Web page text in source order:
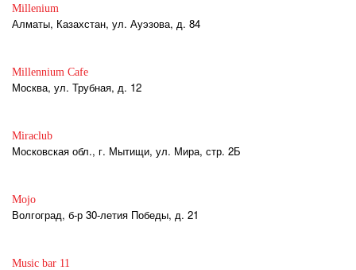
Millenium
Алматы, Казахстан, ул. Ауэзова, д. 84
Millennium Cafe
Москва, ул. Трубная, д. 12
Miraclub
Московская обл., г. Мытищи, ул. Мира, стр. 2Б
Mojo
Волгоград, б-р 30-летия Победы, д. 21
Music bar 11